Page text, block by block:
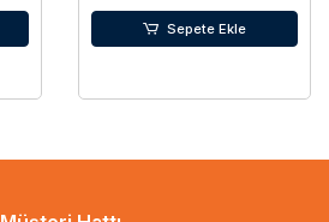
Sepete Ekle